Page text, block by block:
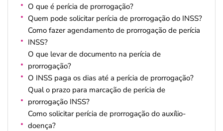
O que é perícia de prorrogação?
Quem pode solicitar perícia de prorrogação do INSS?
Como fazer agendamento de prorrogação de perícia
INSS?
O que levar de documento na perícia de
prorrogação?
O INSS paga os dias até a perícia de prorrogação?
Qual o prazo para marcação de perícia de
prorrogação INSS?
Como solicitar perícia de prorrogação do auxílio-
doença?